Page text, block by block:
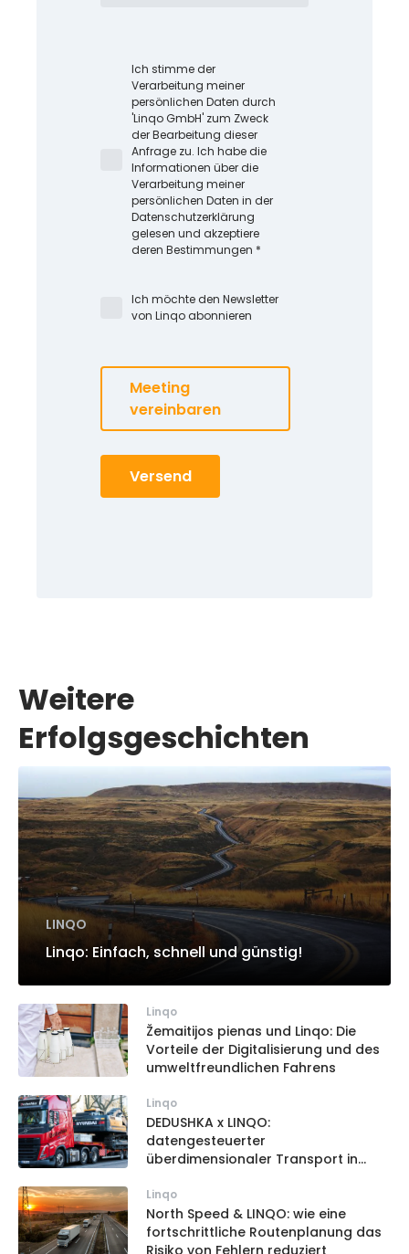
Ich stimme der
Verarbeitung meiner
persönlichen Daten durch
'Linqo GmbH' zum Zweck
der Bearbeitung dieser
Anfrage zu. Ich habe die
Informationen über die
Verarbeitung meiner
persönlichen Daten in der
Datenschutzerklärung
gelesen und akzeptiere
deren Bestimmungen *
Ich möchte den Newsletter
von Linqo abonnieren
Meeting
vereinbaren
Versend
Weitere
Erfolgsgeschichten
LINQO
Linqo: Einfach, schnell und günstig!
Linqo
Žemaitijos pienas und Linqo: Die
Vorteile der Digitalisierung und des
umweltfreundlichen Fahrens
Linqo
DEDUSHKA x LINQO:
datengesteuerter
überdimensionaler Transport in
Linqo
North Speed & LINQO: wie eine
fortschrittliche Routenplanung das
Risiko von Fehlern reduziert